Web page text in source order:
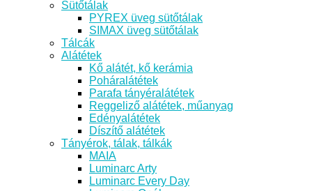
Sütőtálak
PYREX üveg sütőtálak
SIMAX üveg sütőtálak
Tálcák
Alátétek
Kő alátét, kő kerámia
Poháralátétek
Parafa tányéralátétek
Reggeliző alátétek, műanyag
Edényalátétek
Díszítő alátétek
Tányérok, tálak, tálkák
MAIA
Luminarc Arty
Luminarc Every Day